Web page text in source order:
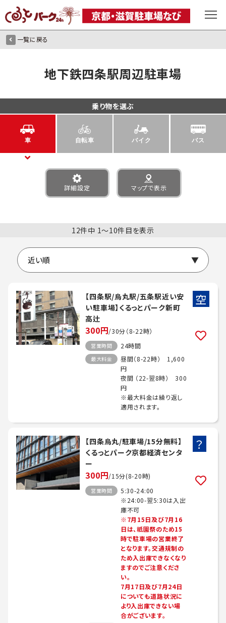
一覧に戻る
地下鉄四条駅周辺駐車場
乗り物を選ぶ
車 自転車 バイク バス
詳細設定 マップで表示
12件中 1〜10件目を表示
【四条駅/烏丸駅/五条駅近い安
い駐車場】くるっとパーク新町
高辻
300円/30分（8-22時）
営業時間 24時間
最大料金
昼間（8-22時） 1,600
円
夜間 （22-翌8時） 300
円
※最大料金は繰り返し
適用されます。
空
【四条烏丸/駐車場/15分無料】
くるっとパーク京都経済センタ
ー
300円/15分(8-20時)
営業時間
5:30-24:00
※24:00-翌5:30は入出
庫不可
※7月15日及び7月16
日は、祇園祭のため15
時で駐車場の営業終了
となります。交通規制の
ため入出庫できなくなり
ますのでご注意くださ
い。
7月17日及び7月24日
についても道路状況に
より入出庫できない場
合がございます。
？